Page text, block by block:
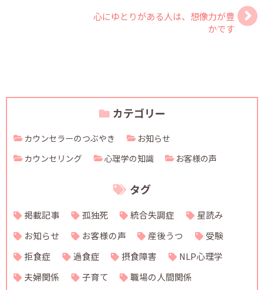
心にゆとりがある人は、想像力が豊
かです
カテゴリー
カウンセラーのつぶやき
お知らせ
カウンセリング
心理学の知識 お客様の声
タグ
掲載記事 孤独死 統合失調症
星読み
お知らせ
お客様の声 産後うつ
受験
拒食症
過食症 摂食障害
NLP心理学
夫婦関係
子育て
職場の人間関係